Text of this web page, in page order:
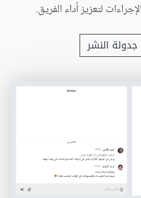
لتعزيز أداء الفريق.
النشر